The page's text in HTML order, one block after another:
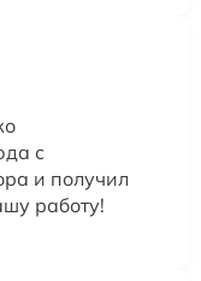
с
и получил
работу!